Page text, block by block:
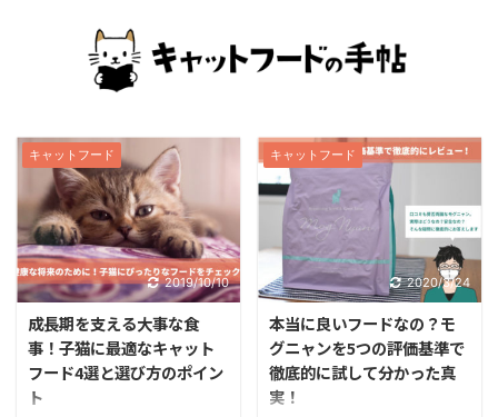
キャットフード
2019/10/10
成長期を支える大事な食
事！子猫に最適なキャット
フード4選と選び方のポイン
ト
キャットフード
2020/3/24
本当に良いフードなの？モ
グニャンを5つの評価基準で
徹底的に試して分かった真
実！